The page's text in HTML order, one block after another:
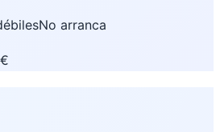
No arranca